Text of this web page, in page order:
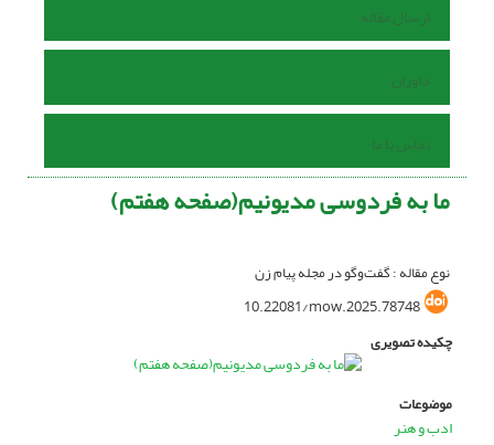
ارسال مقاله
داوران
تماس با ما
ما به فردوسی مدیونیم(صفحه هفتم)
نوع مقاله : گفت‌وگو در مجله پیام زن
10.22081/mow.2025.78748
چکیده تصویری
موضوعات
ادب و هنر